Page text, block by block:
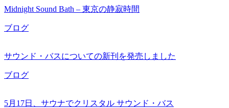
Midnight Sound Bath – 東京の静寂時間
ブログ
サウンド・バスについての新刊を発売しました
ブログ
5月17日、サウナでクリスタル サウンド・バス